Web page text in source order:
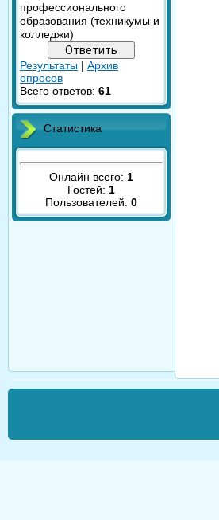
профессионального
образования (техникумы и
колледжи)
Результаты | Архив
опросов
Всего ответов: 61
Статистика
Онлайн всего: 1
Гостей: 1
Пользователей: 0